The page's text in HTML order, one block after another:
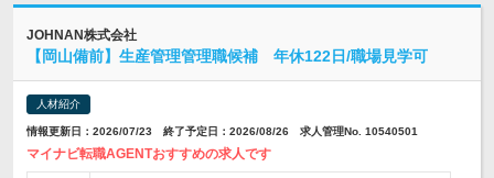
JOHNAN株式会社
【岡山備前】生産管理管理職候補 年休122日/職場見学可
人材紹介
情報更新日：2026/07/23 終了予定日：2026/08/26 求人管理No. 10540501
マイナビ転職AGENTおすすめの求人です